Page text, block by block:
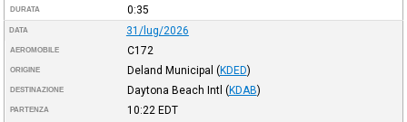
DURATA 0:35
DATA 31/lug/2026
AEROMOBILE C172
ORIGINE Deland Municipal (KDED)
DESTINAZIONE Daytona Beach Intl (KDAB)
PARTENZA 10:22 EDT